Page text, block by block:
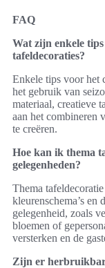
FAQ
Wat zijn enkele
tafeldecoraties?
Enkele tips voor het
het gebruik van
materiaal, creatieve
aan het combineren
te creëren.
Hoe kan ik thema
gelegenheden?
Thema
kleurenschema’s en
gelegenheid, zoals
bloemen of
versterken en de
Zijn er